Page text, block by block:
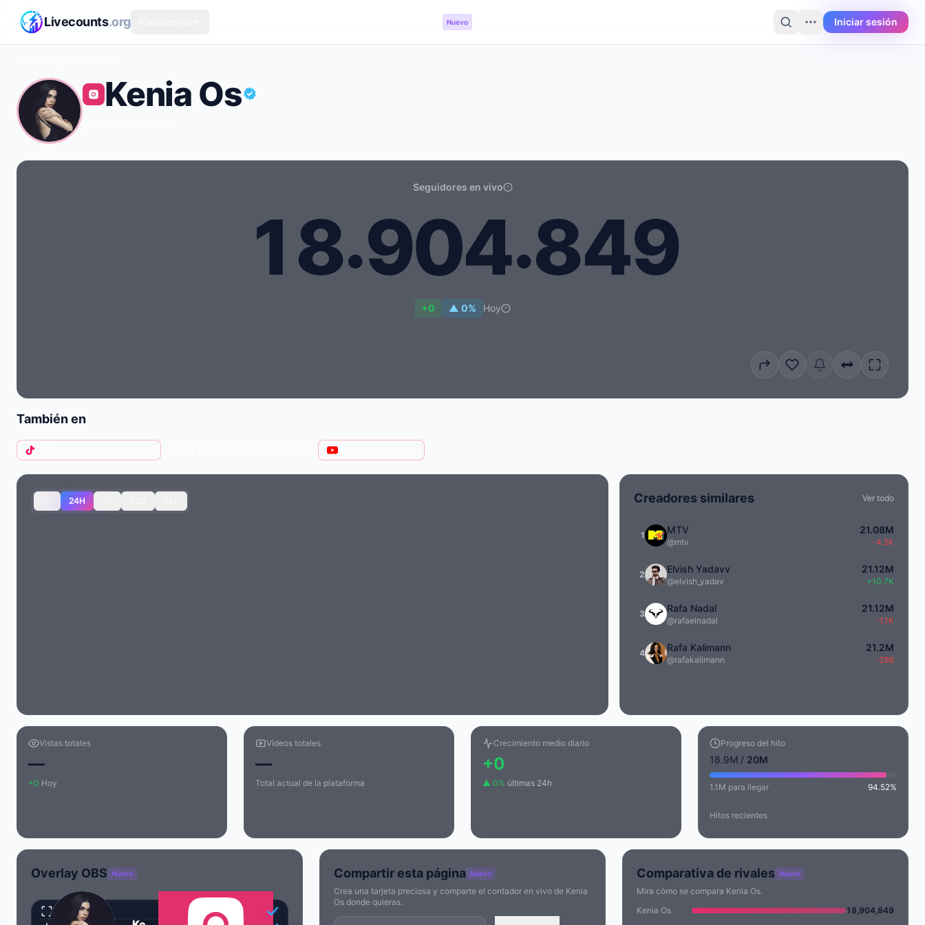
Saltar al contenido principal
Livecounts.org Nuevo Iniciar sesión
Kenia Os
Seguidores en vivo
18.904.849
+0 ▲ 0% Hoy
También en
24H Creadores similares Ver todo
1 MTV
@mtv
21.08M
-4.5K
2 Elvish Yadavv
@elvish_yadav
21.12M
+10.7K
3 Rafa Nadal
@rafaelnadal
21.12M
-1.1K
4 Rafa Kalimann
@rafakalimann
21.2M
-288
Vistas totales
—
+0 Hoy
Vídeos totales
—
Total actual de la plataforma
Crecimiento medio diario
+0
▲ 0% últimas 24h
Progreso del hito
18.9M / 20M
1.1M para llegar 94.52%
Hitos recientes
Overlay OBS Nuevo
Transparente
Compartir esta página Nuevo
Crea una tarjeta preciosa y comparte el contador en vivo de Kenia
Os donde quieras.
Comparativa de rivales Nuevo
Mira cómo se compara Kenia Os.
Kenia Os
18,904,849